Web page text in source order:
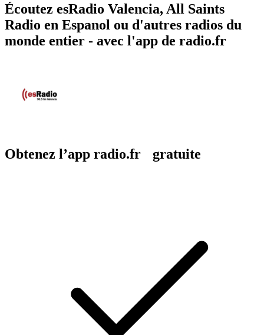
Écoutez esRadio Valencia, All Saints
Radio en Espanol ou d'autres radios du
monde entier - avec l'app de radio.fr
Obtenez l’app radio.fr gratuite